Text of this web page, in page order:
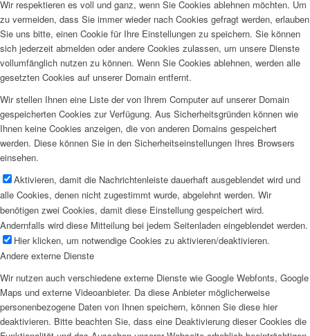
Wir respektieren es voll und ganz, wenn Sie Cookies ablehnen möchten. Um
zu vermeiden, dass Sie immer wieder nach Cookies gefragt werden, erlauben
Sie uns bitte, einen Cookie für Ihre Einstellungen zu speichern. Sie können
sich jederzeit abmelden oder andere Cookies zulassen, um unsere Dienste
vollumfänglich nutzen zu können. Wenn Sie Cookies ablehnen, werden alle
gesetzten Cookies auf unserer Domain entfernt.
Wir stellen Ihnen eine Liste der von Ihrem Computer auf unserer Domain
gespeicherten Cookies zur Verfügung. Aus Sicherheitsgründen können wie
Ihnen keine Cookies anzeigen, die von anderen Domains gespeichert
werden. Diese können Sie in den Sicherheitseinstellungen Ihres Browsers
einsehen.
Aktivieren, damit die Nachrichtenleiste dauerhaft ausgeblendet wird und
alle Cookies, denen nicht zugestimmt wurde, abgelehnt werden. Wir
benötigen zwei Cookies, damit diese Einstellung gespeichert wird.
Andernfalls wird diese Mitteilung bei jedem Seitenladen eingeblendet werden.
Hier klicken, um notwendige Cookies zu aktivieren/deaktivieren.
Andere externe Dienste
Wir nutzen auch verschiedene externe Dienste wie Google Webfonts, Google
Maps und externe Videoanbieter. Da diese Anbieter möglicherweise
personenbezogene Daten von Ihnen speichern, können Sie diese hier
deaktivieren. Bitte beachten Sie, dass eine Deaktivierung dieser Cookies die